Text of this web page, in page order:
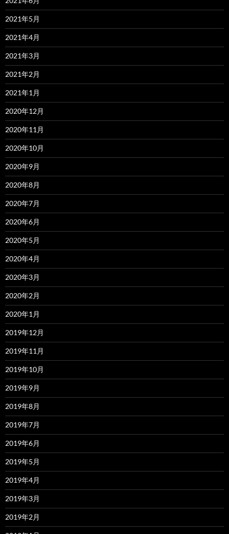
2021年5月
2021年4月
2021年3月
2021年2月
2021年1月
2020年12月
2020年11月
2020年10月
2020年9月
2020年8月
2020年7月
2020年6月
2020年5月
2020年4月
2020年3月
2020年2月
2020年1月
2019年12月
2019年11月
2019年10月
2019年9月
2019年8月
2019年7月
2019年6月
2019年5月
2019年4月
2019年3月
2019年2月